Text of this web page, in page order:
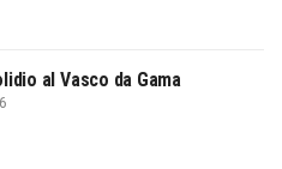
al Vasco da Gama